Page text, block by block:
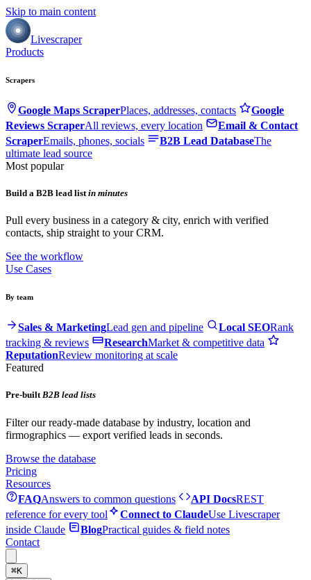
Skip to main content
Livescraper
Products
Scrapers
Google Maps ScraperPlaces, addresses, contacts
Google
Reviews ScraperAll reviews, every location
Email & Contact
ScraperEmails, phones, socials B2B Lead DatabaseThe
ultimate lead source
Most popular
Build a B2B lead listin minutes
Pull every business in a category & city, enrich with verified
contacts, ship straight to your CRM.
See the workflow
Use Cases
By team
Sales & MarketingLead gen and pipeline Local SEORank
tracking & reviews
ResearchMarket & competitive data
ReputationReview monitoring at scale
Featured
Pre-builtB2B lead lists
Filter our ready-made database by industry, location and
firmographics — export verified leads in seconds.
Browse the database
Pricing
Resources
FAQAnswers to common questions API DocsREST
reference for every tool
Connect to ClaudeUse Livescraper
inside Claude
BlogPractical guides & field notes
Contact
⌘K